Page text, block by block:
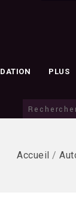
PLUS
Accueil /